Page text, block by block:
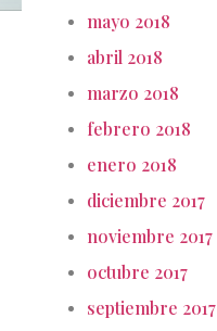
mayo 2018
abril 2018
marzo 2018
febrero 2018
enero 2018
diciembre 2017
noviembre 2017
octubre 2017
septiembre 2017